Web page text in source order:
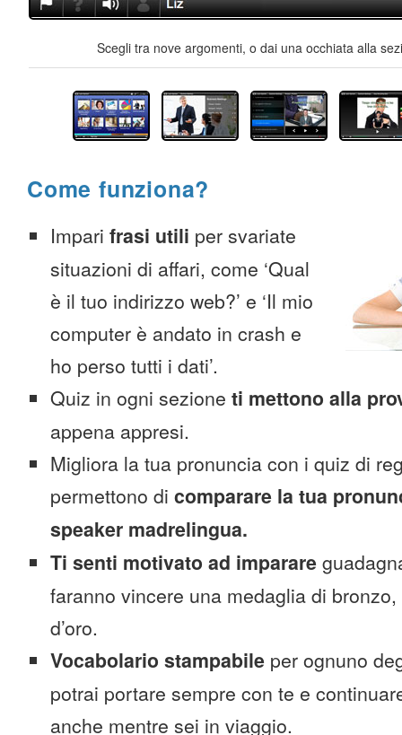
Scegli tra nove argomenti, o dai una occhiata alla
Come funziona?
Impari frasi utili per svariate
situazioni di affari, come ‘Qual
è il tuo indirizzo web?’ e ‘Il mio
computer è andato in crash e
ho perso tutti i dati’.
Quiz in ogni sezione ti mettono alla
appena appresi.
Migliora la tua pronuncia con i quiz di
permettono di comparare la tua
speaker madrelingua.
Ti senti motivato ad imparare
faranno vincere una medaglia di
d’oro.
Vocabolario stampabile per ognuno
potrai portare sempre con te e
anche mentre sei in viaggio.